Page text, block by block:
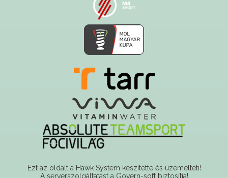
Ezt az oldalt a Hawk System készítette és üzemelteti!